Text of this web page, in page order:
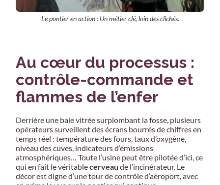
Le pontier en action : Un métier clé, loin des clichés.
Au cœur du processus :
contrôle-commande et
flammes de l’enfer
Derrière une baie vitrée surplombant la fosse, plusieurs
opérateurs surveillent des écrans bourrés de chiffres en
temps réel : température des fours, taux d’oxygène,
niveau des cuves, indicateurs d’émissions
atmosphériques… Toute l’usine peut être pilotée d’ici, ce
qui en fait le véritablecerveau de l’incinérateur. Le
décor est digne d’une tour de contrôle d’aéroport, avec